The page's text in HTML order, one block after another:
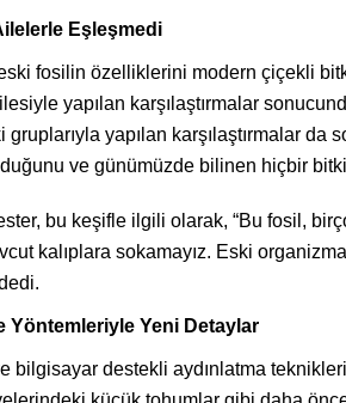
Eşleşmedi
fosilin özelliklerini modern çiçekli
yapılan karşılaştırmalar
yapılan karşılaştırmalar da
ve günümüzde bilinen hiçbir
bu keşifle ilgili olarak, “Bu fosil,
kalıplara sokamayız. Eski
Yöntemleriyle Yeni Detaylar
bilgisayar destekli aydınlatma